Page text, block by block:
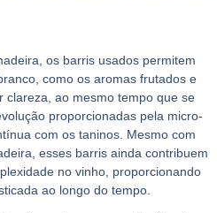
, os barris usados permitem
, como os aromas frutados e
clareza, ao mesmo tempo que se
proporcionadas pela micro-
com os taninos. Mesmo com
esses barris ainda contribuem
no vinho, proporcionando
ao longo do tempo.